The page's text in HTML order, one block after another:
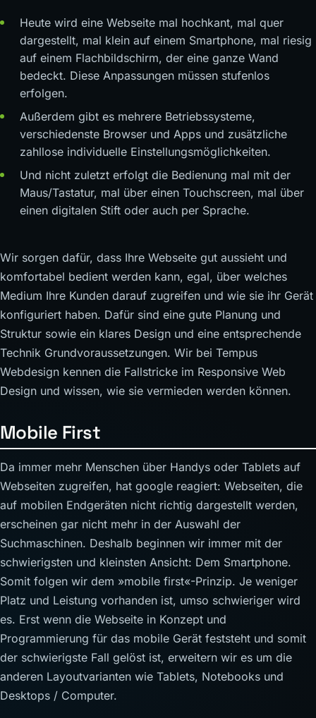
Heute wird eine Webseite mal hochkant, mal quer
dargestellt, mal klein auf einem Smartphone, mal riesig
auf einem Flachbildschirm, der eine ganze Wand
bedeckt. Diese Anpassungen müssen stufenlos
erfolgen.
Außerdem gibt es mehrere Betriebssysteme,
verschiedenste Browser und Apps und zusätzliche
zahllose individuelle Einstellungsmöglichkeiten.
Und nicht zuletzt erfolgt die Bedienung mal mit der
Maus/Tastatur, mal über einen Touchscreen, mal über
einen digitalen Stift oder auch per Sprache.
Wir sorgen dafür, dass Ihre Webseite gut aussieht und
komfortabel bedient werden kann, egal, über welches
Medium Ihre Kunden darauf zugreifen und wie sie ihr Gerät
konfiguriert haben. Dafür sind eine gute Planung und
Struktur sowie ein klares Design und eine entsprechende
Technik Grundvoraussetzungen. Wir bei Tempus
Webdesign kennen die Fallstricke im Responsive Web
Design und wissen, wie sie vermieden werden können.
Mobile First
Da immer mehr Menschen über Handys oder Tablets auf
Webseiten zugreifen, hat google reagiert: Webseiten, die
auf mobilen Endgeräten nicht richtig dargestellt werden,
erscheinen gar nicht mehr in der Auswahl der
Suchmaschinen. Deshalb beginnen wir immer mit der
schwierigsten und kleinsten Ansicht: Dem Smartphone.
Somit folgen wir dem »mobile first«-Prinzip. Je weniger
Platz und Leistung vorhanden ist, umso schwieriger wird
es. Erst wenn die Webseite in Konzept und
Programmierung für das mobile Gerät feststeht und somit
der schwierigste Fall gelöst ist, erweitern wir es um die
anderen Layoutvarianten wie Tablets, Notebooks und
Desktops / Computer.